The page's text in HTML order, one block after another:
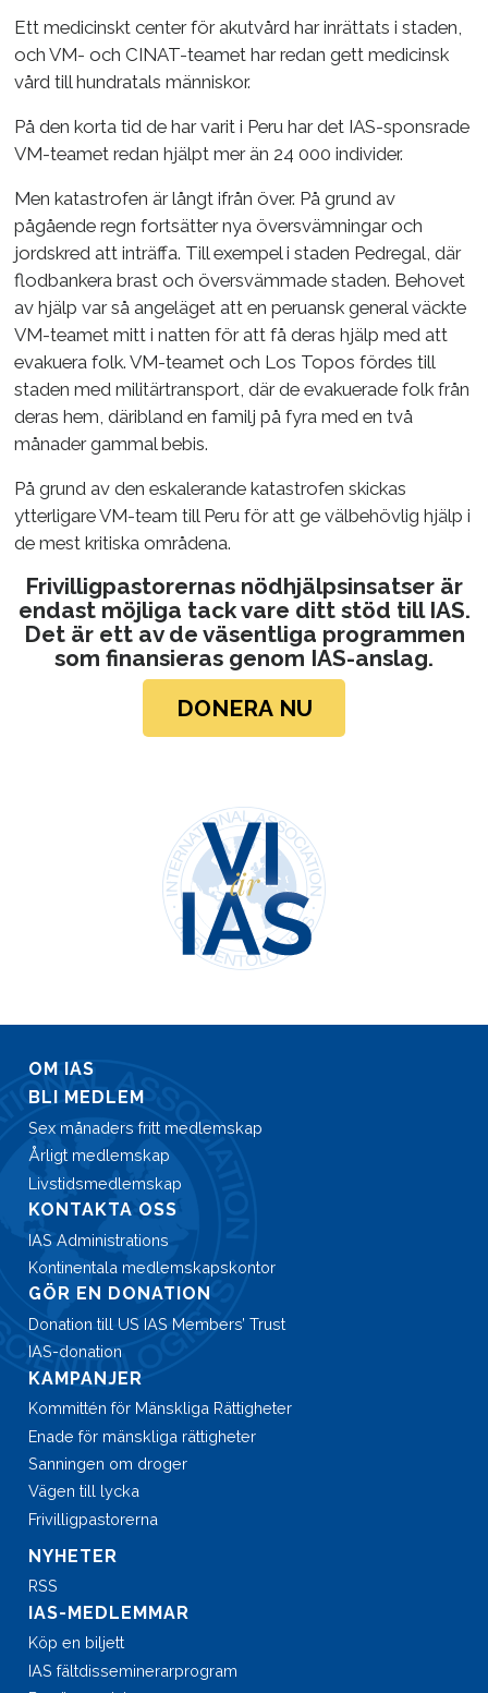
Ett medicinskt center för akutvård har inrättats i staden,
och VM- och CINAT-teamet har redan gett medicinsk
vård till hundratals människor.
På den korta tid de har varit i Peru har det IAS-sponsrade
VM-teamet redan hjälpt mer än 24 000 individer.
Men katastrofen är långt ifrån över. På grund av
pågående regn fortsätter nya översvämningar och
jordskred att inträffa. Till exempel i staden Pedregal, där
flodbankera brast och översvämmade staden. Behovet
av hjälp var så angeläget att en peruansk general väckte
VM-teamet mitt i natten för att få deras hjälp med att
evakuera folk. VM-teamet och Los Topos fördes till
staden med militärtransport, där de evakuerade folk från
deras hem, däribland en familj på fyra med en två
månader gammal bebis.
På grund av den eskalerande katastrofen skickas
ytterligare VM-team till Peru för att ge välbehövlig hjälp i
de mest kritiska områdena.
Frivilligpastorernas nödhjälpsinsatser är
endast möjliga tack vare ditt stöd till IAS.
Det är ett av de väsentliga programmen
som finansieras genom IAS-anslag.
DONERA NU
OM IAS
BLI MEDLEM
Sex månaders fritt medlemskap
Årligt medlemskap
Livstidsmedlemskap
KONTAKTA OSS
IAS Administrations
Kontinentala medlemskapskontor
GÖR EN DONATION
Donation till US IAS Members’ Trust
IAS-donation
KAMPANJER
Kommittén för Mänskliga Rättigheter
Enade för mänskliga rättigheter
Sanningen om droger
Vägen till lycka
Frivilligpastorerna
NYHETER
RSS
IAS-MEDLEMMAR
Köp en biljett
IAS fältdisseminerar­program